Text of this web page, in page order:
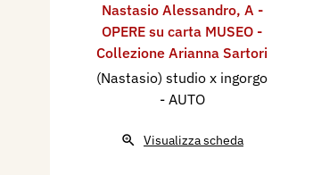
Nastasio Alessandro, A -
OPERE su carta MUSEO -
Collezione Arianna Sartori
(Nastasio) studio x ingorgo
- AUTO
Visualizza scheda